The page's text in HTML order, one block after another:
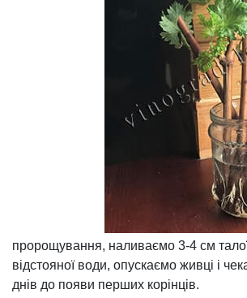
пророщування, наливаємо 3-4 см
відстояної води, опускаємо живці і
днів до появи перших корінців.